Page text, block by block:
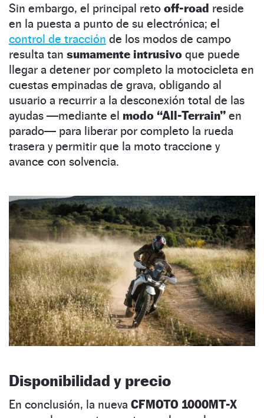
Sin embargo, el principal reto off-road reside
en la puesta a punto de su electrónica; el
control de tracción de los modos de campo
resulta tan sumamente intrusivo que puede
llegar a detener por completo la motocicleta en
cuestas empinadas de grava, obligando al
usuario a recurrir a la desconexión total de las
ayudas —mediante el modo “All-Terrain” en
parado— para liberar por completo la rueda
trasera y permitir que la moto traccione y
avance con solvencia.
Disponibilidad y precio
En conclusión, la nueva CFMOTO 1000MT-X